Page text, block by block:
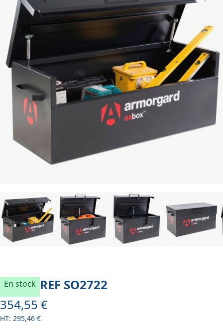
En stock REF SO2722
À partir de
354,55 €
295,46 €